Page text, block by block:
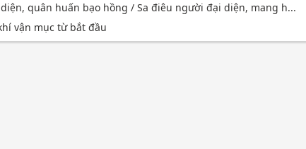
quân huấn bạo hồng / Sa điêu người đại diện, mang h...
vận mục từ bắt đầu